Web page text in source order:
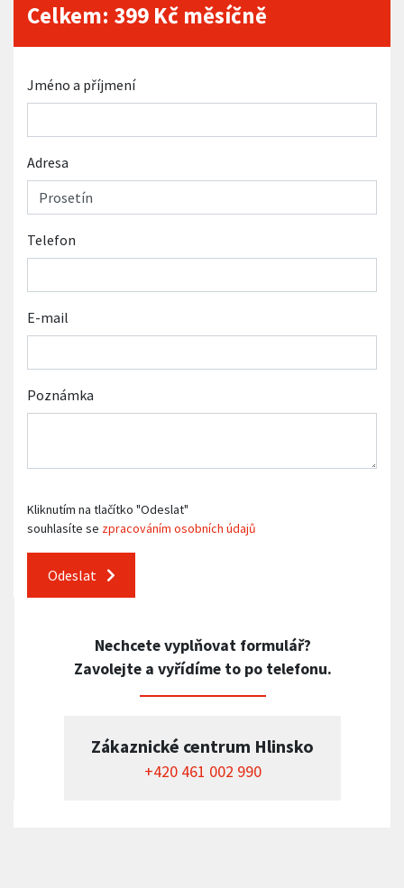
Celkem: 399 Kč měsíčně
Jméno a příjmení
Adresa
Telefon
E-mail
Poznámka
Kliknutím na tlačítko "Odeslat"
souhlasíte se zpracováním osobních údajů
Odeslat
Nechcete vyplňovat formulář?
Zavolejte a vyřídíme to po telefonu.
Zákaznické centrum Hlinsko
+420 461 002 990